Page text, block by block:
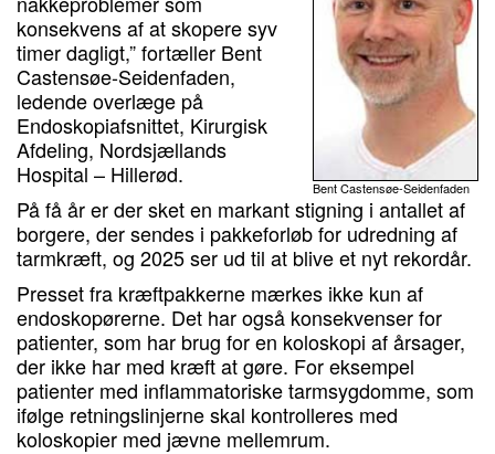
Bent Castensøe-Seidenfaden
konsekvens af at skopere syv
timer dagligt,” fortæller Bent
Castensøe-Seidenfaden,
ledende overlæge på
Endoskopiafsnittet, Kirurgisk
Afdeling, Nordsjællands
Hospital – Hillerød.
På få år er der sket en markant stigning i antallet af
borgere, der sendes i pakkeforløb for udredning af
tarmkræft, og 2025 ser ud til at blive et nyt rekordår.
Presset fra kræftpakkerne mærkes ikke kun af
endoskopørerne. Det har også konsekvenser for
patienter, som har brug for en koloskopi af årsager,
der ikke har med kræft at gøre. For eksempel
patienter med inflammatoriske tarmsygdomme, som
ifølge retningslinjerne skal kontrolleres med
koloskopier med jævne mellemrum.